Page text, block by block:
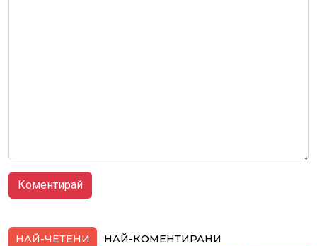
НАЙ-ЧЕТЕНИ НАЙ-КОМЕНТИРАНИ